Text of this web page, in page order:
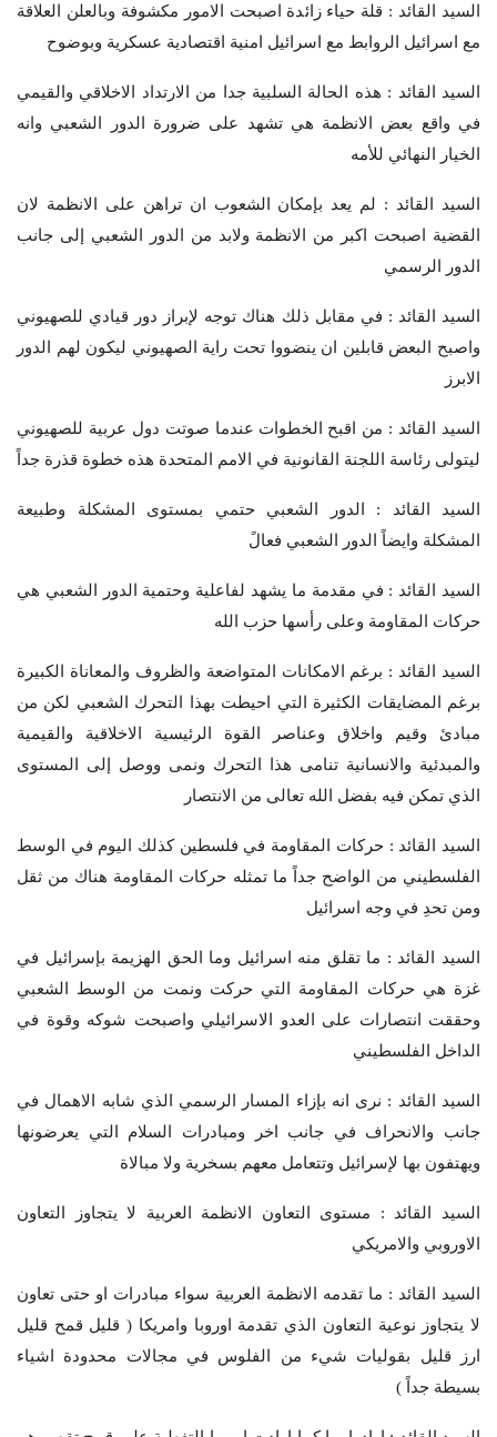
السيد القائد : قلة حياء زائدة اصبحت الامور مكشوفة وبالعلن العلاقة
مع اسرائيل الروابط مع اسرائيل امنية اقتصادية عسكرية وبوضوح
السيد القائد : هذه الحالة السلبية جدا من الارتداد الاخلاقي والقيمي
في واقع بعض الانظمة هي تشهد على ضرورة الدور الشعبي وانه
الخيار النهائي للأمه
السيد القائد : لم يعد بإمكان الشعوب ان تراهن على الانظمة لان
القضية اصبحت اكبر من الانظمة ولابد من الدور الشعبي إلى جانب
الدور الرسمي
السيد القائد : في مقابل ذلك هناك توجه لإبراز دور قيادي للصهيوني
واصبح البعض قابلين ان ينضووا تحت راية الصهيوني ليكون لهم الدور
الابرز
السيد القائد : من اقبح الخطوات عندما صوتت دول عربية للصهيوني
ليتولى رئاسة اللجنة القانونية في الامم المتحدة هذه خطوة قذرة جداً
السيد القائد : الدور الشعبي حتمي بمستوى المشكلة وطبيعة
المشكلة وايضاً الدور الشعبي فعالً
السيد القائد : في مقدمة ما يشهد لفاعلية وحتمية الدور الشعبي هي
حركات المقاومة وعلى رأسها حزب الله
السيد القائد : برغم الامكانات المتواضعة والظروف والمعاناة الكبيرة
برغم المضايقات الكثيرة التي احيطت بهذا التحرك الشعبي لكن من
مبادئ وقيم واخلاق وعناصر القوة الرئيسية الاخلاقية والقيمية
والمبدئية والانسانية تنامى هذا التحرك ونمى ووصل إلى المستوى
الذي تمكن فيه بفضل الله تعالى من الانتصار
السيد القائد : حركات المقاومة في فلسطين كذلك اليوم في الوسط
الفلسطيني من الواضح جداً ما تمثله حركات المقاومة هناك من ثقل
ومن تحدِ في وجه اسرائيل
السيد القائد : ما تقلق منه اسرائيل وما الحق الهزيمة بإسرائيل في
غزة هي حركات المقاومة التي حركت ونمت من الوسط الشعبي
وحققت انتصارات على العدو الاسرائيلي واصبحت شوكه وقوة في
الداخل الفلسطيني
السيد القائد : نرى انه بإزاء المسار الرسمي الذي شابه الاهمال في
جانب والانحراف في جانب اخر ومبادرات السلام التي يعرضونها
ويهتفون بها لإسرائيل وتتعامل معهم بسخرية ولا مبالاة
السيد القائد : مستوى التعاون الانظمة العربية لا يتجاوز التعاون
الاوروبي والامريكي
السيد القائد : ما تقدمه الانظمة العربية سواء مبادرات او حتى تعاون
لا يتجاوز نوعية التعاون الذي تقدمة اوروبا وامريكا ( قليل قمح قليل
ارز قليل بقوليات شيء من الفلوس في مجالات محدودة اشياء
بسيطة جداً )